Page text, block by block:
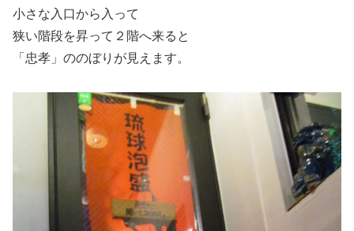
小さな入口から入って
狭い階段を昇って２階へ来ると
「忠孝」ののぼりが見えます。